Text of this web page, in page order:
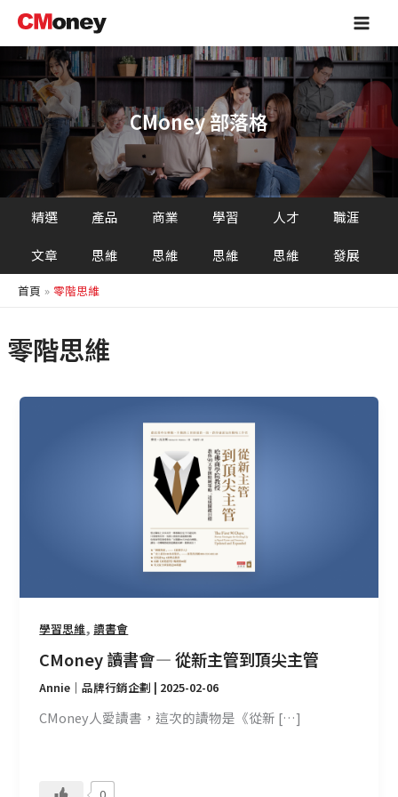
主
容
Main
CMoney 部落格
精選
文章
產品
思維
商業
思維
學習
思維
人才
思維
職涯
發展
首頁 零階思維
零階思維
學習思維,讀書會
CMoney 讀書會 — 從新主管到頂尖主管
Annie｜品牌行銷企劃 | 2025-02-06
CMoney人愛讀書，這次的讀物是《從新 […]
到
頂
尖
主
管